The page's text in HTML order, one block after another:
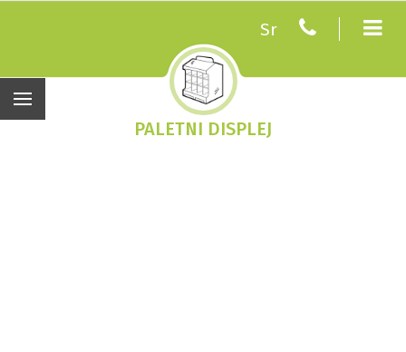
Sr
PALETNI DISPLEJ